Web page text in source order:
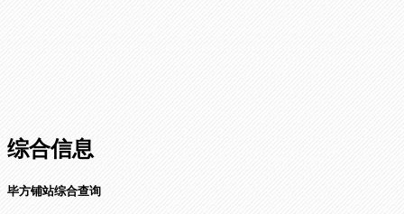
综合信息
毕方铺站综合查询